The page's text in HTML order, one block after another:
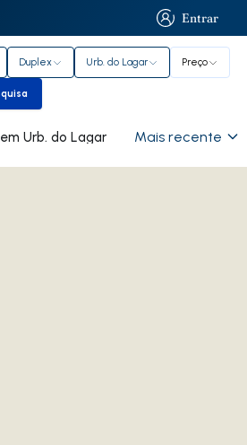
Entrar
Entrar
inicial
Duplex Urb. do Lagar Preço
pesquisa
0 duplex para comprar em Urb. do Lagar Mais recente